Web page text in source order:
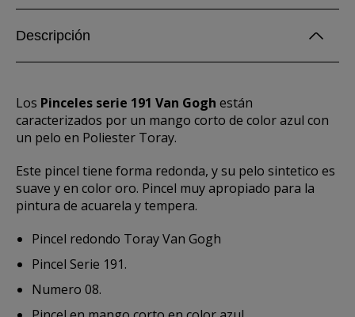
Descripción
Los Pinceles serie 191 Van Gogh están
caracterizados por un mango corto de color azul con
un pelo en Poliester Toray.
Este pincel tiene forma redonda, y su pelo sintetico es
suave y en color oro. Pincel muy apropiado para la
pintura de acuarela y tempera.
Pincel redondo Toray Van Gogh
Pincel Serie 191.
Numero 08.